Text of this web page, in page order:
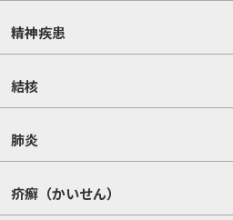
精神疾患
結核
肺炎
疥癬（かいせん）